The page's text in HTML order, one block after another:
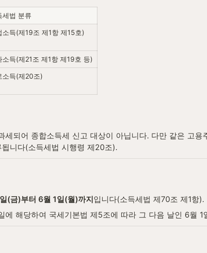
세법 분류
소득(제19조 제1항 제15호)
소득(제21조 제1항 제19호 등)
소득(제20조)
되어 종합소득세 신고 대상이 아닙니다. 다만 같은 고용
니다(소득세법 시행령 제20조).
(금)부터 6월 1일(월)까지입니다(소득세법 제70조 제1항).
해당하여 국세기본법 제5조에 따라 그 다음 날인 6월 1